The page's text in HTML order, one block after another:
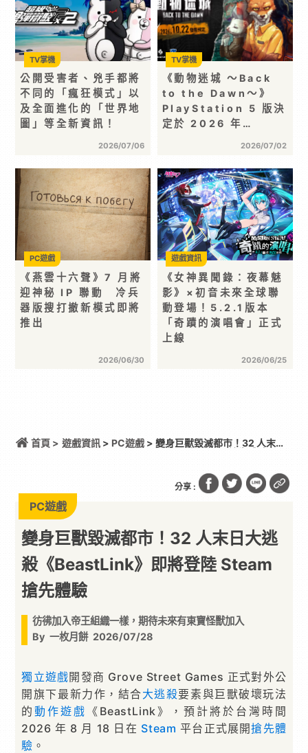
公開受害者、兇手都將
不同的「瘋狂模式」以
及全面進化的「世界地
圖」等全新資訊！
2026/07/06
TV掌機
《動物迷城 ～Back
to the Dawn～》
PlayStation 5 版決
定於 2026 年…
2026/07/02
TV掌機
《燕雲十六聲》7 月將
迎神秘 IP 聯動 冷兵
器版搜打撤新模式即將
推出
2026/06/30
PC遊戲
《女神異聞錄：夜幕魅
影》×初音未來全球聯
動登場！5.2.1版本
「奇蹟的演唱會」正式
上線
2026/06/25
遊戲資訊
首頁 > 遊戲資訊> PC遊戲> 變身巨獸毀滅都市！32 人末日
分享 :
PC遊戲
變身巨獸毀滅都市！32 人末日大逃
殺《BeastLink》即將登陸 Steam
搶先體驗
彷彿加入帝王組織一樣，期待未來有東寶怪獸加入
By 一枚月餅 2026/07/28
獨立遊戲開發商 Grove Street Games 正式對外公
開旗下最新力作，結合大逃殺要素與巨獸破壞玩法
的動作遊戲 《BeastLink》，預計將於台灣時間
2026 年 8 月 18 日在 Steam 平台正式展開搶先體
驗 。